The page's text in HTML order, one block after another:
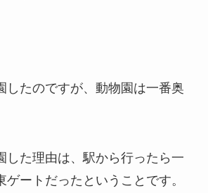
したのですが、動物園は一番奥
した理由は、駅から行ったら一
ートだったということです。